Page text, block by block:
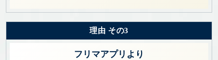
理由 その3
フリマアプリより